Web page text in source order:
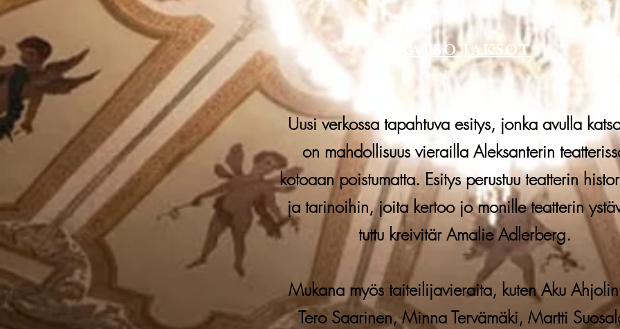
Uusi verkossa tapahtuva esitys, jonka avulla
on mahdollisuus vierailla Aleksanterin
kotoaan poistumatta. Esitys perustuu teatterin
ja tarinoihin, joita kertoo jo monille teatterin
tuttu kreivitär Amalie Adlerberg.
Mukana myös taiteilijavieraita, kuten Aku
Tero Saarinen, Minna Tervämäki, Martti
KATSO JAKSOT